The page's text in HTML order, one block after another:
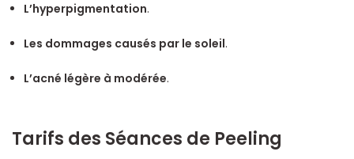
L’hyperpigmentation.
Les dommages causés par le soleil.
L’acné légère à modérée.
Tarifs des Séances de Peeling